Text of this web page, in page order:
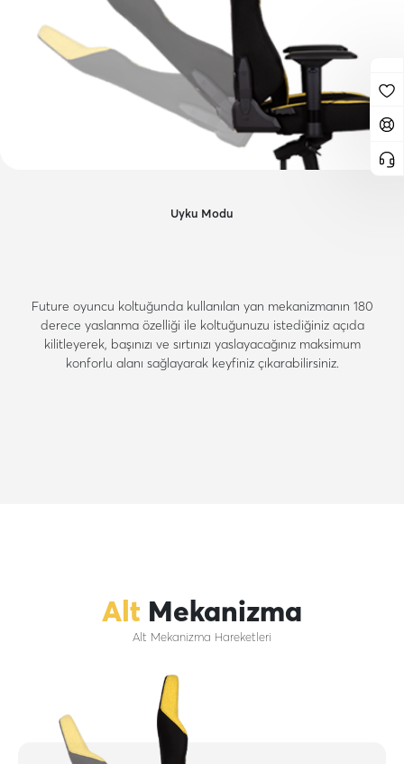
Uyku Modu
Future oyuncu koltuğunda kullanılan yan mekanizmanın 180
derece yaslanma özelliği ile koltuğunuzu istediğiniz açıda
kilitleyerek, başınızı ve sırtınızı yaslayacağınız maksimum
konforlu alanı sağlayarak keyfiniz çıkarabilirsiniz.
Alt Mekanizma
Alt Mekanizma Hareketleri